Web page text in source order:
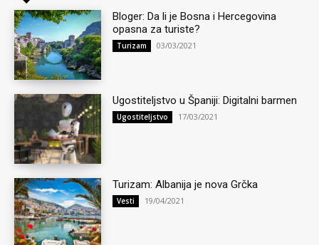
Bloger: Da li je Bosna i Hercegovina
opasna za turiste?
Turizam 03/03/2021
Ugostiteljstvo u Španiji: Digitalni barmen
Ugostiteljstvo 17/03/2021
Turizam: Albanija je nova Grčka
Vesti 19/04/2021